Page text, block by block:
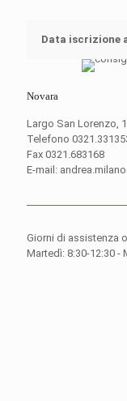
Data iscrizione
Novara
Largo San Lorenzo, 1
Telefono
Fax 0321.683168
E-mail:
Giorni di assistenza
Martedì: 8:30-12:30 -